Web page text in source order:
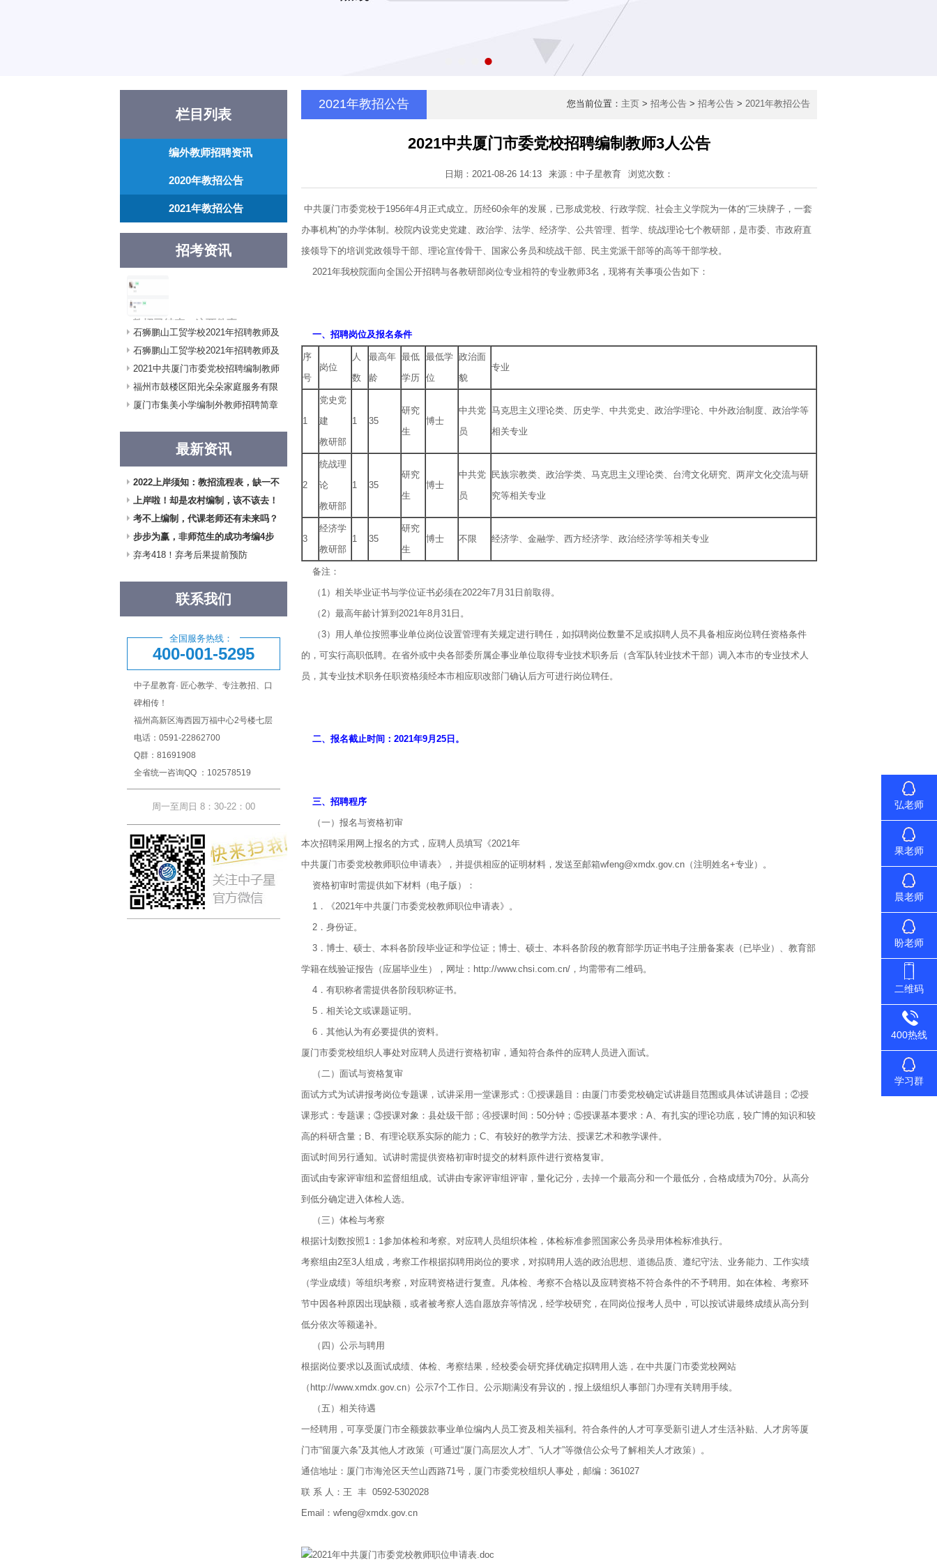
栏目列表
编外教师招聘资讯
2020年教招公告
2021年教招公告
招考资讯
教招已结束，这两件事
仍需要注意！
2021教招笔试结束 很多伙
伴准备放松……
石狮鹏山工贸学校2021年招聘教师及
工作人员公告（四
石狮鹏山工贸学校2021年招聘教师及
工作人员公告（四
2021中共厦门市委党校招聘编制教师
3人公告
福州市鼓楼区阳光朵朵家庭服务有限
公司2021年度公开
厦门市集美小学编制外教师招聘简章
最新资讯
2022上岸须知：教招流程表，缺一不
可！
上岸啦！却是农村编制，该不该去！
考不上编制，代课老师还有未来吗？
步步为赢，非师范生的成功考编4步
曲
弃考418！弃考后果提前预防
联系我们
全国服务热线：
400-001-5295
中子星教育· 匠心教学、专注教招、口
碑相传！
福州高新区海西园万福中心2号楼七层
电话：0591-22862700
Q群：81691908
全省统一咨询QQ ：102578519
周一至周日 8：30-22：00
2021年教招公告 您当前位置： 主页 > 招考公告 > 招考公告 > 2021年教招公告
2021中共厦门市委党校招聘编制教师3人公告
日期：2021-08-26 14:13 来源：中子星教育 浏览次数：
中共厦门市委党校于1956年4月正式成立。历经60余年的发展，已形成党校、行政学院、社会主义学院为一体的“三块牌子，一套
办事机构”的办学体制。校院内设党史党建、政治学、法学、经济学、公共管理、哲学、统战理论七个教研部，是市委、市政府直
接领导下的培训党政领导干部、理论宣传骨干、国家公务员和统战干部、民主党派干部等的高等干部学校。
2021年我校院面向全国公开招聘与各教研部岗位专业相符的专业教师3名，现将有关事项公告如下：
一、招聘岗位及报名条件
序
号
岗位
人
数
最高年
龄
最低
学历
最低学
位
政治面
貌
专业
1
党史党
建
教研部
1 35
研究
生
博士
中共党
员
马克思主义理论类、历史学、中共党史、政治学理论、中外政治制度、政治学等
相关专业
2
统战理
论
教研部
1 35
研究
生
博士
中共党
员
民族宗教类、政治学类、马克思主义理论类、台湾文化研究、两岸文化交流与研
究等相关专业
3
经济学
教研部
1 35
研究
生
博士 不限 经济学、金融学、西方经济学、政治经济学等相关专业
备注：
（1）相关毕业证书与学位证书必须在2022年7月31日前取得。
（2）最高年龄计算到2021年8月31日。
（3）用人单位按照事业单位岗位设置管理有关规定进行聘任，如拟聘岗位数量不足或拟聘人员不具备相应岗位聘任资格条件
的，可实行高职低聘。在省外或中央各部委所属企事业单位取得专业技术职务后（含军队转业技术干部）调入本市的专业技术人
员，其专业技术职务任职资格须经本市相应职改部门确认后方可进行岗位聘任。
二、报名截止时间：2021年9月25日。
三、招聘程序
（一）报名与资格初审
本次招聘采用网上报名的方式，应聘人员填写《2021年
中共厦门市委党校教师职位申请表》，并提供相应的证明材料，发送至邮箱wfeng@xmdx.gov.cn（注明姓名+专业）。
资格初审时需提供如下材料（电子版）：
1．《2021年中共厦门市委党校教师职位申请表》。
2．身份证。
3．博士、硕士、本科各阶段毕业证和学位证；博士、硕士、本科各阶段的教育部学历证书电子注册备案表（已毕业）、教育部
学籍在线验证报告（应届毕业生），网址：http://www.chsi.com.cn/，均需带有二维码。
4．有职称者需提供各阶段职称证书。
5．相关论文或课题证明。
6．其他认为有必要提供的资料。
厦门市委党校组织人事处对应聘人员进行资格初审，通知符合条件的应聘人员进入面试。
（二）面试与资格复审
面试方式为试讲报考岗位专题课，试讲采用一堂课形式：①授课题目：由厦门市委党校确定试讲题目范围或具体试讲题目；②授
课形式：专题课；③授课对象：县处级干部；④授课时间：50分钟；⑤授课基本要求：A、有扎实的理论功底，较广博的知识和较
高的科研含量；B、有理论联系实际的能力；C、有较好的教学方法、授课艺术和教学课件。
面试时间另行通知。试讲时需提供资格初审时提交的材料原件进行资格复审。
面试由专家评审组和监督组组成。试讲由专家评审组评审，量化记分，去掉一个最高分和一个最低分，合格成绩为70分。从高分
到低分确定进入体检人选。
（三）体检与考察
根据计划数按照1：1参加体检和考察。对应聘人员组织体检，体检标准参照国家公务员录用体检标准执行。
考察组由2至3人组成，考察工作根据拟聘用岗位的要求，对拟聘用人选的政治思想、道德品质、遵纪守法、业务能力、工作实绩
（学业成绩）等组织考察，对应聘资格进行复查。凡体检、考察不合格以及应聘资格不符合条件的不予聘用。如在体检、考察环
节中因各种原因出现缺额，或者被考察人选自愿放弃等情况，经学校研究，在同岗位报考人员中，可以按试讲最终成绩从高分到
低分依次等额递补。
（四）公示与聘用
根据岗位要求以及面试成绩、体检、考察结果，经校委会研究择优确定拟聘用人选，在中共厦门市委党校网站
（http://www.xmdx.gov.cn）公示7个工作日。公示期满没有异议的，报上级组织人事部门办理有关聘用手续。
（五）相关待遇
一经聘用，可享受厦门市全额拨款事业单位编内人员工资及相关福利。符合条件的人才可享受新引进人才生活补贴、人才房等厦
门市“留厦六条”及其他人才政策（可通过“厦门高层次人才”、“i人才”等微信公众号了解相关人才政策）。
通信地址：厦门市海沧区天竺山西路71号，厦门市委党校组织人事处，邮编：361027
联 系 人：王 丰 0592-5302028
Email：wfeng@xmdx.gov.cn
2021年中共厦门市委党校教师职位申请表.doc
弘老师
果老师
晨老师
盼老师
二维码
400热线
学习群